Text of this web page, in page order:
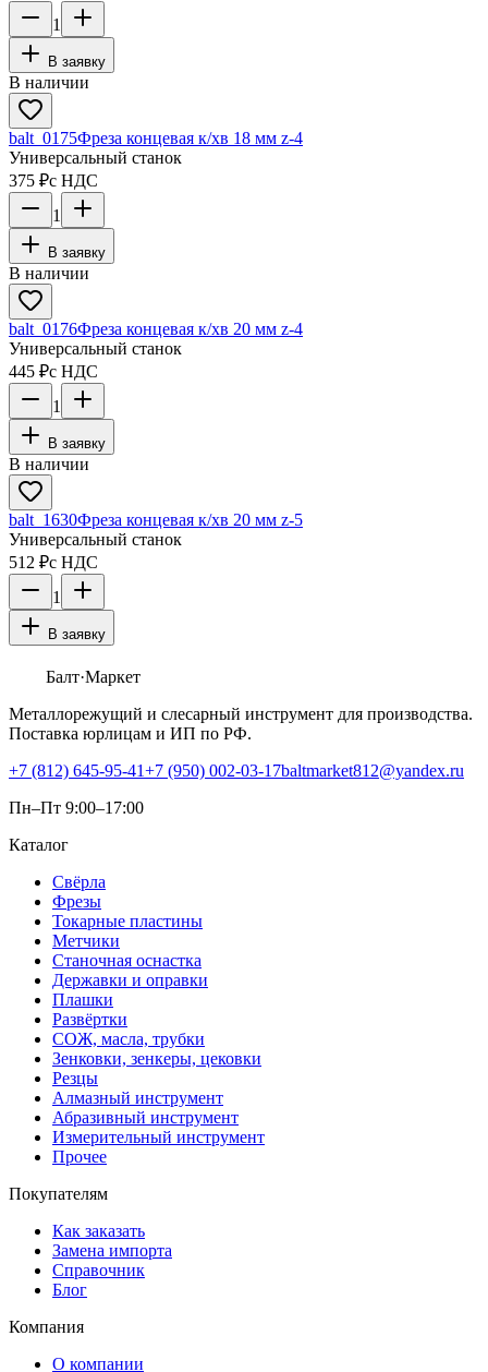
1
В заявку
В наличии
balt_0175Фреза концевая к/хв 18 мм z-4
Универсальный станок
375 ₽с НДС
1
В заявку
В наличии
balt_0176Фреза концевая к/хв 20 мм z-4
Универсальный станок
445 ₽с НДС
1
В заявку
В наличии
balt_1630Фреза концевая к/хв 20 мм z-5
Универсальный станок
512 ₽с НДС
1
В заявку
Балт·Маркет
Металлорежущий и слесарный инструмент для производства.
Поставка юрлицам и ИП по РФ.
+7 (812) 645-95-41+7 (950) 002-03-17baltmarket812@yandex.ru
Пн–Пт 9:00–17:00
Каталог
Свёрла
Фрезы
Токарные пластины
Метчики
Станочная оснастка
Державки и оправки
Плашки
Развёртки
СОЖ, масла, трубки
Зенковки, зенкеры, цековки
Резцы
Алмазный инструмент
Абразивный инструмент
Измерительный инструмент
Прочее
Покупателям
Как заказать
Замена импорта
Справочник
Блог
Компания
О компании